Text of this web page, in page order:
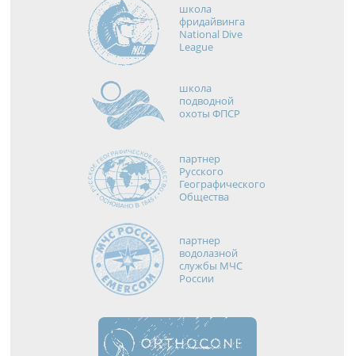
школа
фридайвинга
National Dive
League
школа
подводной
охоты ФПСР
партнер
Русского
Географического
Общества
партнер
водолазной
службы МЧС
России